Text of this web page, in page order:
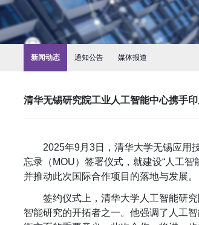
新闻动态 通知公告 媒体报道
清华无锡研究院工业人工智能中心携手
2025年9月 3日，清华大学无锡应用
忘录（ MOU）签署仪式，就建设“人工智
并推动此次国际合作项目的落地与发展。
签约仪式上，清华大学人工智能研
智能研究的开拓者之一。他强调了人工